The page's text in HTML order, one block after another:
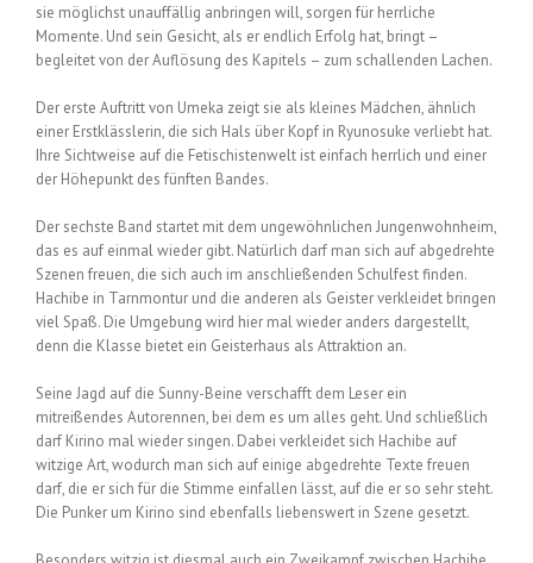
sie möglichst unauffällig anbringen will, sorgen für herrliche
Momente. Und sein Gesicht, als er endlich Erfolg hat, bringt –
begleitet von der Auflösung des Kapitels – zum schallenden Lachen.
Der erste Auftritt von Umeka zeigt sie als kleines Mädchen, ähnlich
einer Erstklässlerin, die sich Hals über Kopf in Ryunosuke verliebt hat.
Ihre Sichtweise auf die Fetischistenwelt ist einfach herrlich und einer
der Höhepunkt des fünften Bandes.
Der sechste Band startet mit dem ungewöhnlichen Jungenwohnheim,
das es auf einmal wieder gibt. Natürlich darf man sich auf abgedrehte
Szenen freuen, die sich auch im anschließenden Schulfest finden.
Hachibe in Tarnmontur und die anderen als Geister verkleidet bringen
viel Spaß. Die Umgebung wird hier mal wieder anders dargestellt,
denn die Klasse bietet ein Geisterhaus als Attraktion an.
Seine Jagd auf die Sunny-Beine verschafft dem Leser ein
mitreißendes Autorennen, bei dem es um alles geht. Und schließlich
darf Kirino mal wieder singen. Dabei verkleidet sich Hachibe auf
witzige Art, wodurch man sich auf einige abgedrehte Texte freuen
darf, die er sich für die Stimme einfallen lässt, auf die er so sehr steht.
Die Punker um Kirino sind ebenfalls liebenswert in Szene gesetzt.